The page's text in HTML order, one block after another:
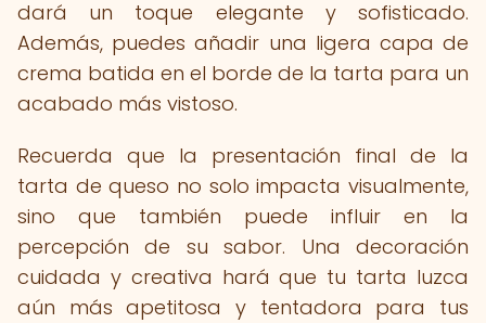
dará un toque elegante y sofisticado.
Además, puedes añadir una ligera capa de
crema batida en el borde de la tarta para un
acabado más vistoso.
Recuerda que la presentación final de la
tarta de queso no solo impacta visualmente,
sino que también puede influir en la
percepción de su sabor. Una decoración
cuidada y creativa hará que tu tarta luzca
aún más apetitosa y tentadora para tus